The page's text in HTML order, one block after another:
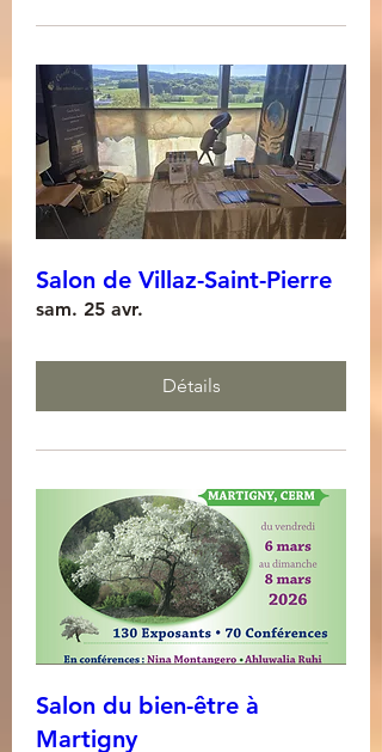
Salon de Villaz-Saint-Pierre
sam. 25 avr.
Détails
Salon du bien-être à
Martigny